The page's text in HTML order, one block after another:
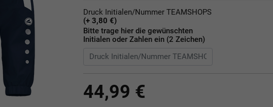
Druck Initialen/Nummer TEAMSHOPS
(+ 3,80 €)
Bitte trage hier die gewünschten
Initialen oder Zahlen ein (2 Zeichen)
44,99 €